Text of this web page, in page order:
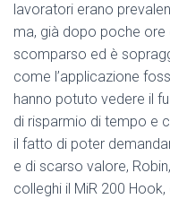
lavoratori erano
ma, già dopo poche
scomparso ed è
come l’applicazione
hanno potuto vedere il
di risparmio di tempo e
il fatto di poter
e di scarso valore,
colleghi il MiR 200